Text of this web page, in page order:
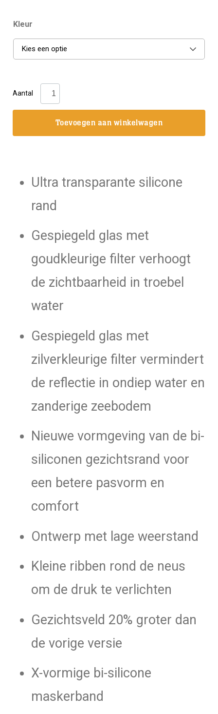
Kleur
Kies een optie
Aantal
Mares:
Masker
Toevoegen aan winkelwagen
Ultra transparante silicone
rand
Gespiegeld glas met
goudkleurige filter verhoogt
de zichtbaarheid in troebel
water
Gespiegeld glas met
zilverkleurige filter vermindert
de reflectie in ondiep water en
zanderige zeebodem
Nieuwe vormgeving van de bi-
siliconen gezichtsrand voor
een betere pasvorm en
comfort
Ontwerp met lage weerstand
Kleine ribben rond de neus
om de druk te verlichten
Gezichtsveld 20% groter dan
de vorige versie
X-vormige bi-silicone
maskerband